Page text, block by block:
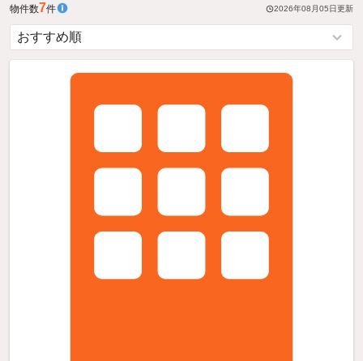
物件数7件 2026年08月05日更新